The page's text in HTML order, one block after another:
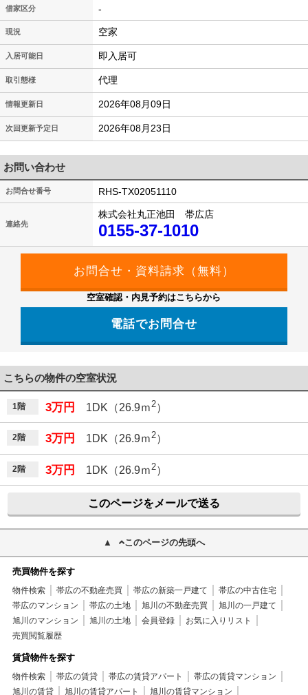
借家区分 -
現況 空家
入居可能日 即入居可
取引態様 代理
情報更新日 2026年08月09日
次回更新予定日 2026年08月23日
お問い合わせ
お問合せ番号 RHS-TX02051110
連絡先
株式会社丸正池田 帯広店
0155-37-1010
空室確認・内見予約はこちらから
電話でお問合せ
こちらの物件の空室状況
1階 3万円 1DK（26.9ｍ2）
2階 3万円 1DK（26.9ｍ2）
2階 3万円 1DK（26.9ｍ 2）
このページをメールで送る
このページの先頭へ
売買物件を探す
物件検索 帯広の不動産売買 帯広の新築一戸建て
帯広の中古住宅
帯広のマンション
帯広の土地 旭川の不動産売買
旭川の一戸建て
旭川のマンション
旭川の土地 会員登録
お気に入りリスト
売買閲覧履歴
賃貸物件を探す
物件検索 帯広の賃貸 帯広の賃貸アパート
帯広の賃貸マンション
旭川の賃貸
旭川の賃貸アパート 旭川の賃貸マンション